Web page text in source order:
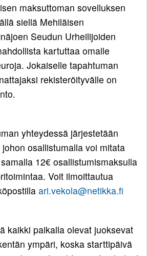
maksuttoman sovelluksen
siellä Mehiläisen
Seudun Urheilijoiden
kartuttaa omalle
Jokaiselle tapahtuman
rekisteröityvälle on
yhteydessä järjestetään
osallistumalla voi mitata
12€ osallistumismaksulla
Voit ilmoittautua
ari.vekola@netikka.fi
kaikki paikalla olevat juoksevat
ympäri, koska starttipäivä